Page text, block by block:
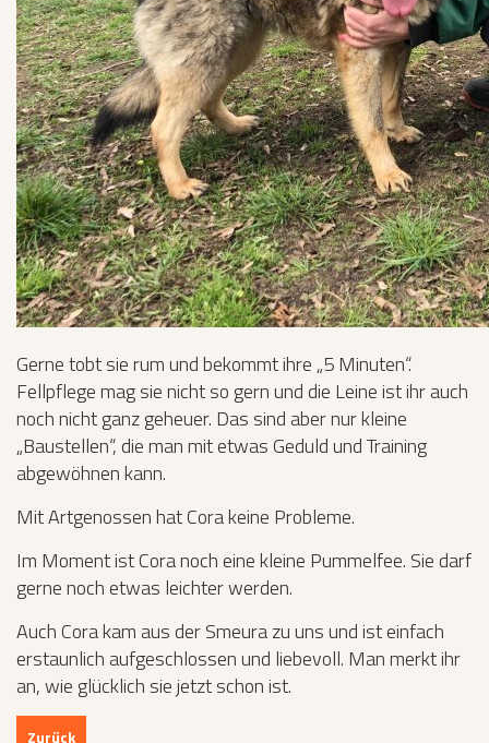
Gerne tobt sie rum und bekommt ihre „5 Minuten“.
Fellpflege mag sie nicht so gern und die Leine ist ihr auch
noch nicht ganz geheuer. Das sind aber nur kleine
„Baustellen“, die man mit etwas Geduld und Training
abgewöhnen kann.
Mit Artgenossen hat Cora keine Probleme.
Im Moment ist Cora noch eine kleine Pummelfee. Sie darf
gerne noch etwas leichter werden.
Auch Cora kam aus der Smeura zu uns und ist einfach
erstaunlich aufgeschlossen und liebevoll. Man merkt ihr
an, wie glücklich sie jetzt schon ist.
Zurück